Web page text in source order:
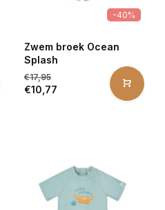
-40%
Zwem broek Ocean
Splash
€17,95
€10,77